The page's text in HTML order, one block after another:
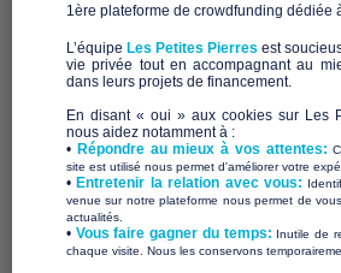
Le Refuge
Qui sommes-nous ?
À venir
1ère plateforme de crowdfunding dédiée
L’équipe Les Petites Pierres est
vie privée tout en accompagnant au
dans leurs projets de financement.
En disant « oui » aux cookies sur Les
nous aidez notamment à :
• Répondre au mieux à vos attentes:
site est utilisé nous permet d'améliorer votre
•Entretenir la relation avec vous:
venue sur notre plateforme nous permet de
actualités.
​• Vous faire gagner du temps: Inutile de
chaque visite. Nous les conservons